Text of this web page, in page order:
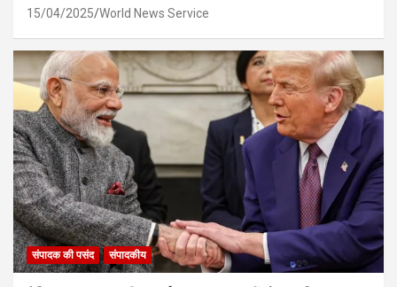
15/04/2025 World News Service
संपादक की पसंद संपादकीय